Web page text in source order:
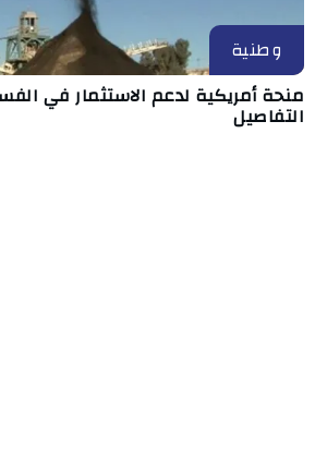
وطنية
منحة أمريكية لدعم الاستثمار في
التفاصيل